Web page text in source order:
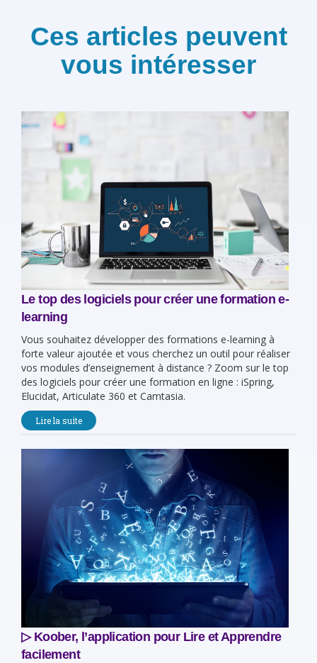
Ces articles peuvent
vous intéresser
Le top des logiciels pour créer une formation e-
learning
Vous souhaitez développer des formations e-learning à
forte valeur ajoutée et vous cherchez un outil pour réaliser
vos modules d’enseignement à distance ? Zoom sur le top
des logiciels pour créer une formation en ligne : iSpring,
Elucidat, Articulate 360 et Camtasia.
Lire la suite
▷ Koober, l’application pour Lire et Apprendre
facilement